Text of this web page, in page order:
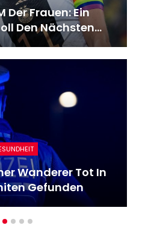
Biennale : Ein
Radikalität…
KULTUR
Auges In Eine
Pflegekräfte…